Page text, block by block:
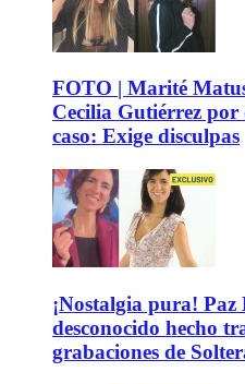
FOTO | Marité
Cecilia Gutiérrez
caso: Exige disculpas
¡Nostalgia pura! Paz
desconocido hecho
grabaciones de